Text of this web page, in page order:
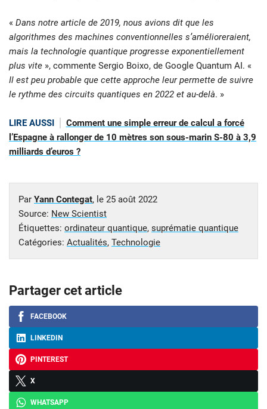
« Dans notre article de 2019, nous avions dit que les
algorithmes des machines conventionnelles s’amélioreraient,
mais la technologie quantique progresse exponentiellement
plus vite », commente Sergio Boixo, de Google Quantum AI. «
Il est peu probable que cette approche leur permette de suivre
le rythme des circuits quantiques en 2022 et au-delà. »
LIRE AUSSI
Comment une simple erreur de calcul a forcé
l’Espagne à rallonger de 10 mètres son sous-marin S-80 à 3,9
milliards d’euros ?
Par Yann Contegat, le 25 août 2022
Source: New Scientist
Étiquettes: ordinateur quantique, suprématie quantique
Catégories: Actualités, Technologie
Partager cet article
FACEBOOK
LINKEDIN
PINTEREST
X
WHATSAPP